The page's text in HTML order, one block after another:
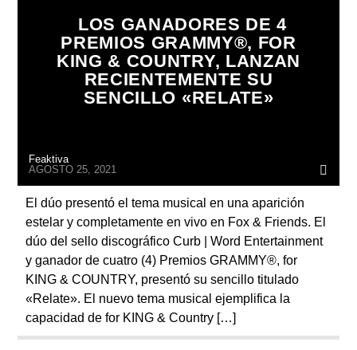
LOS GANADORES DE 4
PREMIOS GRAMMY®, FOR
KING & COUNTRY, LANZAN
RECIENTEMENTE SU
SENCILLO «RELATE»
Feaktiva
AGOSTO 25, 2021
El dúo presentó el tema musical en una aparición
estelar y completamente en vivo en Fox & Friends. El
dúo del sello discográfico Curb | Word Entertainment
y ganador de cuatro (4) Premios GRAMMY®, for
KING & COUNTRY, presentó su sencillo titulado
«Relate». El nuevo tema musical ejemplifica la
capacidad de for KING & Country […]